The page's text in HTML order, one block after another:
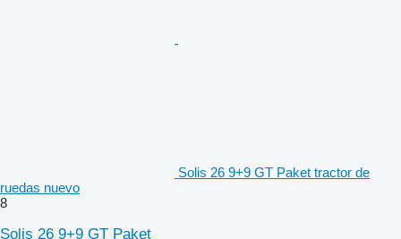
Solis 26 9+9 GT Paket tractor de
ruedas nuevo
8
Solis 26 9+9 GT Paket